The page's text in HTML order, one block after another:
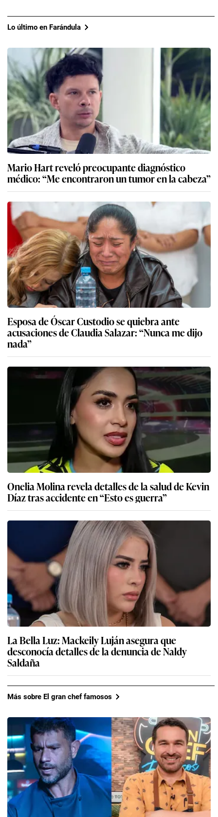
Lo último en Farándula
Mario Hart reveló preocupante diagnóstico
médico: “Me encontraron un tumor en la cabeza”
Esposa de Óscar Custodio se quiebra ante
acusaciones de Claudia Salazar: “Nunca me dijo
nada”
Onelia Molina revela detalles de la salud de Kevin
Díaz tras accidente en “Esto es guerra”
La Bella Luz: Mackeily Luján asegura que
desconocía detalles de la denuncia de Naldy
Saldaña
Más sobre El gran chef famosos